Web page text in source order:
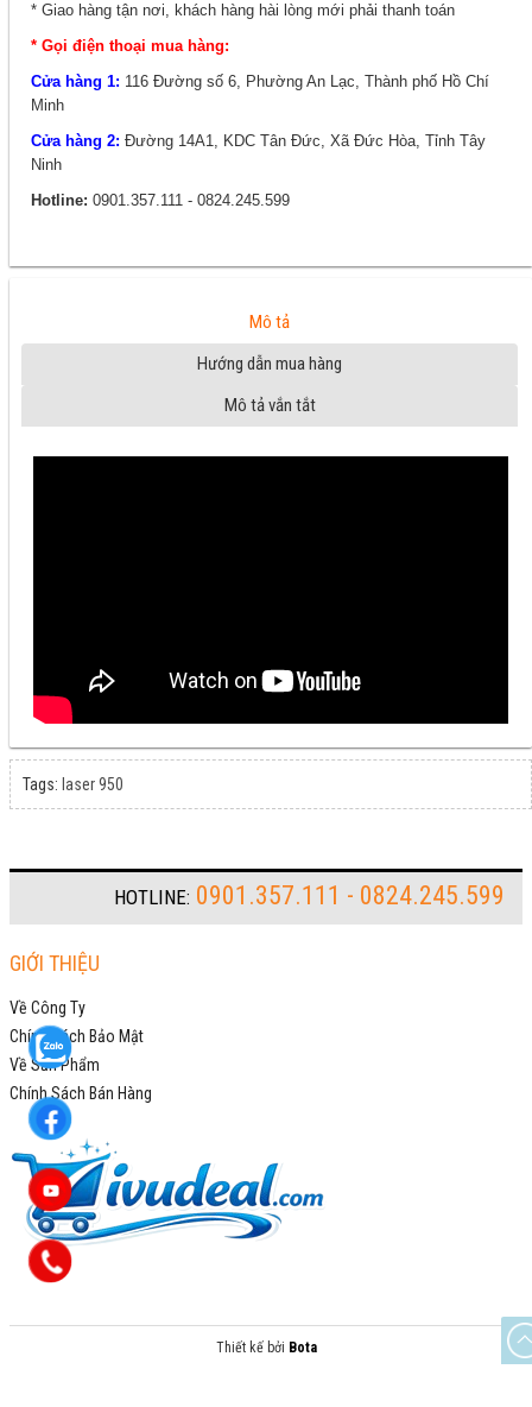
* Giao hàng tận nơi, khách hàng hài lòng mới phải thanh toán
* Gọi điện thoại mua hàng:
Cửa hàng 1: 116 Đường số 6, Phường An Lạc, Thành phố Hồ Chí
Minh
Cửa hàng 2: Đường 14A1, KDC Tân Đức, Xã Đức Hòa, Tỉnh Tây
Ninh
Hotline: 0901.357.111 - 0824.245.599
Mô tả
Hướng dẫn mua hàng
Mô tả vắn tắt
Tags: laser 950
HOTLINE: 0901.357.111 - 0824.245.599
GIỚI THIỆU
Về Công Ty
Chính Sách Bảo Mật
Về Sản Phẩm
Chính Sách Bán Hàng
Thiết kế bởi Bota